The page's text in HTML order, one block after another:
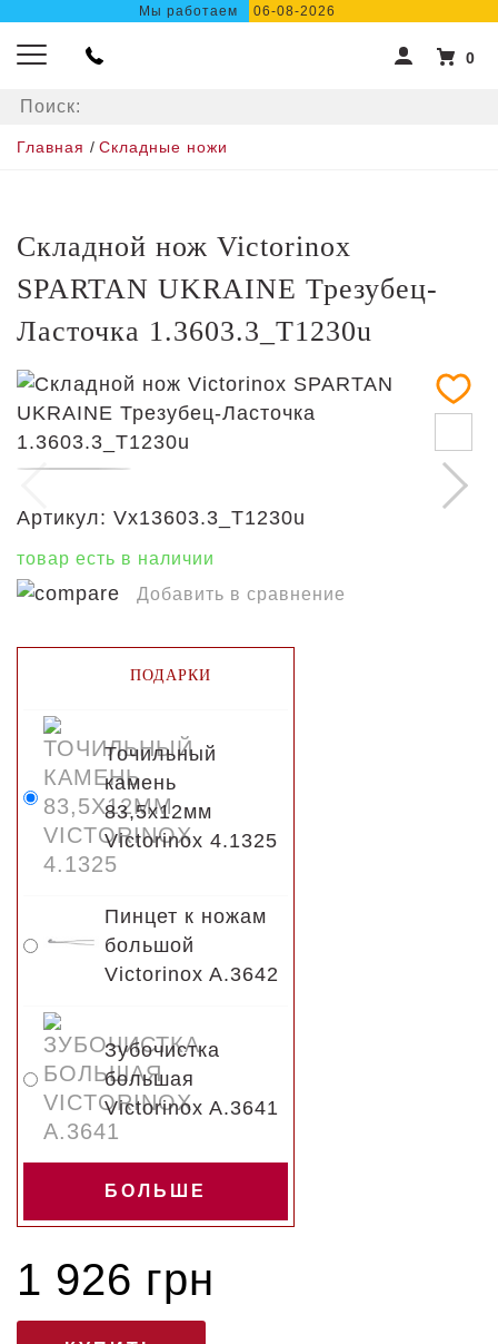
Мы работаем 06-08-2026
0
Главная / Складные ножи
Складной нож Victorinox
SPARTAN UKRAINE Трезубец-
Ласточка 1.3603.3_T1230u
Артикул: Vx13603.3_T1230u
товар есть в наличии
Добавить в сравнение
ПОДАРКИ
Точильный
камень
83,5х12мм
Victorinox 4.1325
Пинцет к ножам
большой
Victorinox A.3642
Зубочистка
большая
Victorinox A.3641
БОЛЬШЕ
1 926 грн